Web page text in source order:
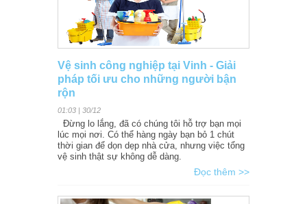
Vệ sinh công nghiệp tại Vinh - Giải
pháp tối ưu cho những người bận
rộn
01:03 | 30/12
Đừng lo lắng, đã có chúng tôi hỗ trợ bạn mọi
lúc mọi nơi. Có thể hàng ngày bạn bỏ 1 chút
thời gian để dọn dẹp nhà cửa, nhưng việc tổng
vệ sinh thật sự không dễ dàng.
Đọc thêm >>